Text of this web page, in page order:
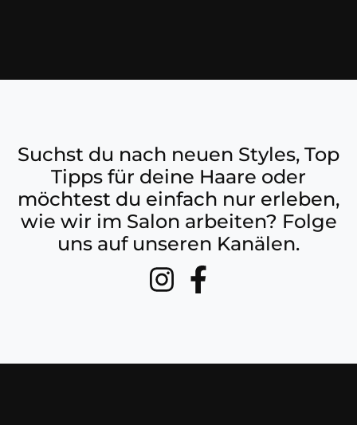
Suchst du nach neuen Styles, Top
Tipps für deine Haare oder
möchtest du einfach nur erleben,
wie wir im Salon arbeiten? Folge
uns auf unseren Kanälen.